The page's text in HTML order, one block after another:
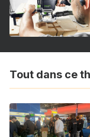
Tout dans ce